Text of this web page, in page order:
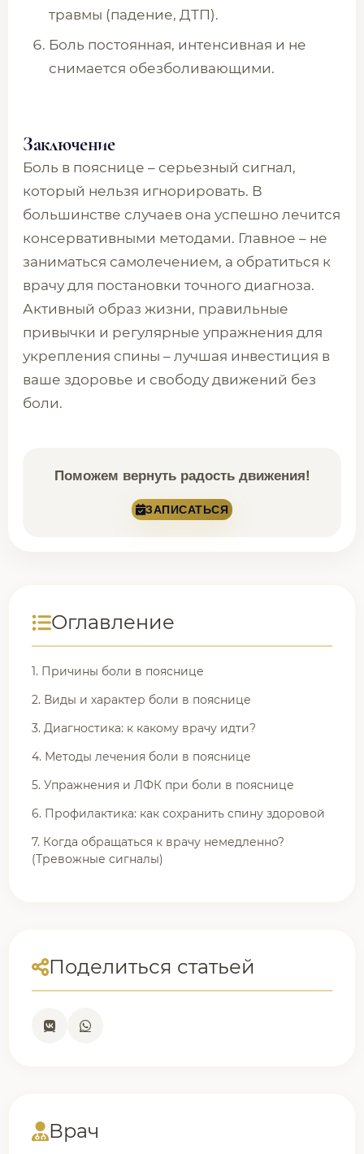
травмы (падение, ДТП).
Боль постоянная, интенсивная и не
снимается обезболивающими.
Заключение
Боль в пояснице – серьезный сигнал,
который нельзя игнорировать. В
большинстве случаев она успешно лечится
консервативными методами. Главное – не
заниматься самолечением, а обратиться к
врачу для постановки точного диагноза.
Активный образ жизни, правильные
привычки и регулярные упражнения для
укрепления спины – лучшая инвестиция в
ваше здоровье и свободу движений без
боли.
Поможем вернуть радость движения!
ЗАПИСАТЬСЯ
Оглавление
1. Причины боли в пояснице
2. Виды и характер боли в пояснице
3. Диагностика: к какому врачу идти?
4. Методы лечения боли в пояснице
5. Упражнения и ЛФК при боли в пояснице
6. Профилактика: как сохранить спину здоровой
7. Когда обращаться к врачу немедленно?
(Тревожные сигналы)
Поделиться статьей
Врач